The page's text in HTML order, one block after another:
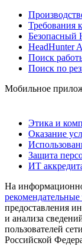
Требования
Безопасный
HeadHunter
Поиск
Поиск по
Мобильное
Этика и
Оказание
Защита
ИТ
На
предоставления
и анализа
пользователей
Российской